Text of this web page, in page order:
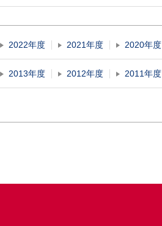
2022年度 2021年度 2020年度
2013年度 2012年度 2011年度